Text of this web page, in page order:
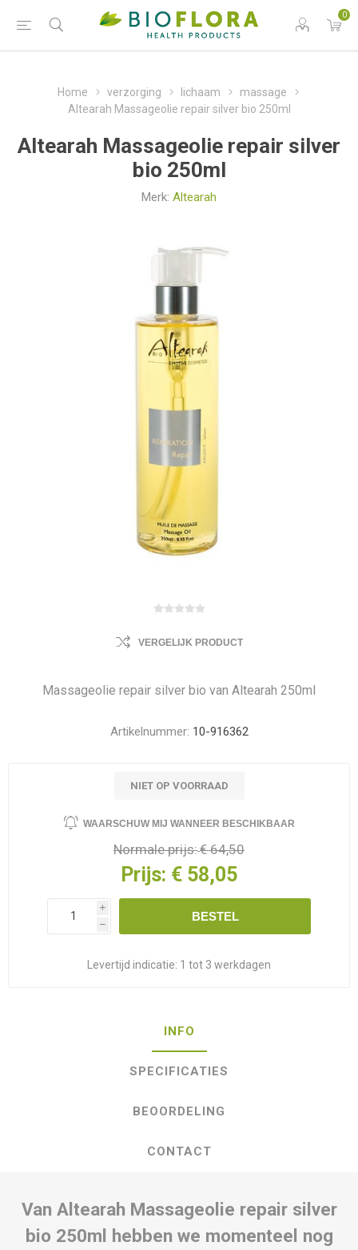
0
Home verzorging lichaam
massage
Altearah Massageolie repair silver bio 250ml
Altearah Massageolie repair silver
bio 250ml
Merk: Altearah
VERGELIJK PRODUCT
Massageolie repair silver bio van Altearah 250ml
Artikelnummer: 10-916362
NIET OP VOORRAAD
WAARSCHUW MIJ WANNEER BESCHIKBAAR
Normale prijs:€ 64,50
Prijs: € 58,05
i
h
BESTEL
Levertijd indicatie: 1 tot 3 werkdagen
INFO
SPECIFICATIES
BEOORDELING
CONTACT
Van Altearah Massageolie repair silver
bio 250ml hebben we momenteel nog